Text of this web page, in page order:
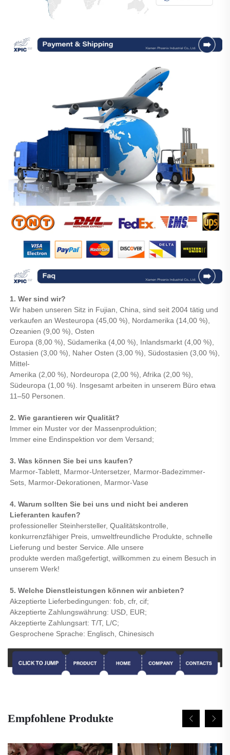
1. Wer sind wir?
Wir haben unseren Sitz in Fujian, China, sind seit 2004 tätig und
verkaufen an Westeuropa (45,00 %), Nordamerika (14,00 %),
Ozeanien (9,00 %), Osten
Europa (8,00 %), Südamerika (4,00 %), Inlandsmarkt (4,00 %),
Ostasien (3,00 %), Naher Osten (3,00 %), Südostasien (3,00 %),
Mittel-
Amerika (2,00 %), Nordeuropa (2,00 %), Afrika (2,00 %),
Südeuropa (1,00 %). Insgesamt arbeiten in unserem Büro etwa
11–50 Personen.
2. Wie garantieren wir Qualität?
Immer ein Muster vor der Massenproduktion;
Immer eine Endinspektion vor dem Versand;
3. Was können Sie bei uns kaufen?
Marmor-Tablett, Marmor-Untersetzer, Marmor-Badezimmer-
Sets, Marmor-Dekorationen, Marmor-Vase
4. Warum sollten Sie bei uns und nicht bei anderen
Lieferanten kaufen?
professioneller Steinhersteller, Qualitätskontrolle,
konkurrenzfähiger Preis, umweltfreundliche Produkte, schnelle
Lieferung und bester Service. Alle unsere
produkte werden maßgefertigt, willkommen zu einem Besuch in
unserem Werk!
5. Welche Dienstleistungen können wir anbieten?
Akzeptierte Lieferbedingungen: fob, cfr, cif;
Akzeptierte Zahlungswährung: USD, EUR;
Akzeptierte Zahlungsart: T/T, L/C;
Gesprochene Sprache: Englisch, Chinesisch
Empfohlene Produkte